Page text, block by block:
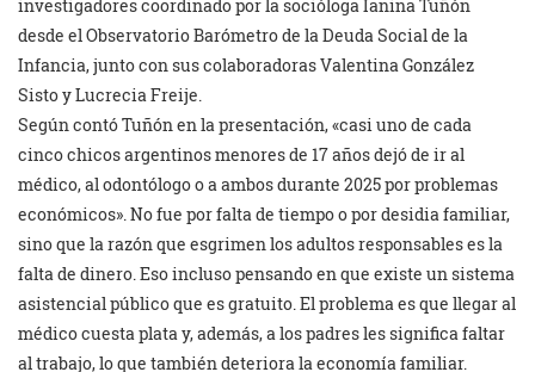
investigadores coordinado por la socióloga Ianina Tuñón
desde el Observatorio Barómetro de la Deuda Social de la
Infancia, junto con sus colaboradoras Valentina González
Sisto y Lucrecia Freije.
Según contó Tuñón en la presentación, «casi uno de cada
cinco chicos argentinos menores de 17 años dejó de ir al
médico, al odontólogo o a ambos durante 2025 por problemas
económicos». No fue por falta de tiempo o por desidia familiar,
sino que la razón que esgrimen los adultos responsables es la
falta de dinero. Eso incluso pensando en que existe un sistema
asistencial público que es gratuito. El problema es que llegar al
médico cuesta plata y, además, a los padres les significa faltar
al trabajo, lo que también deteriora la economía familiar.